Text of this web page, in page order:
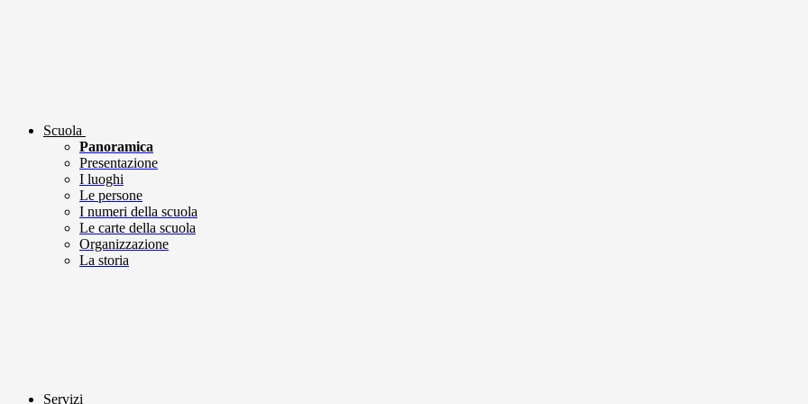
Scuola
Panoramica
Presentazione
I luoghi
Le persone
I numeri della scuola
Le carte della scuola
Organizzazione
La storia
Servizi